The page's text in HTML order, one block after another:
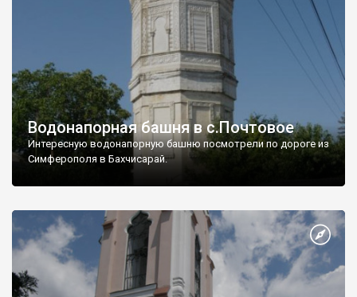
Водонапорная башня в с.Почтовое
Интересную водонапорную башню посмотрели по дороге из
Симферополя в Бахчисарай.